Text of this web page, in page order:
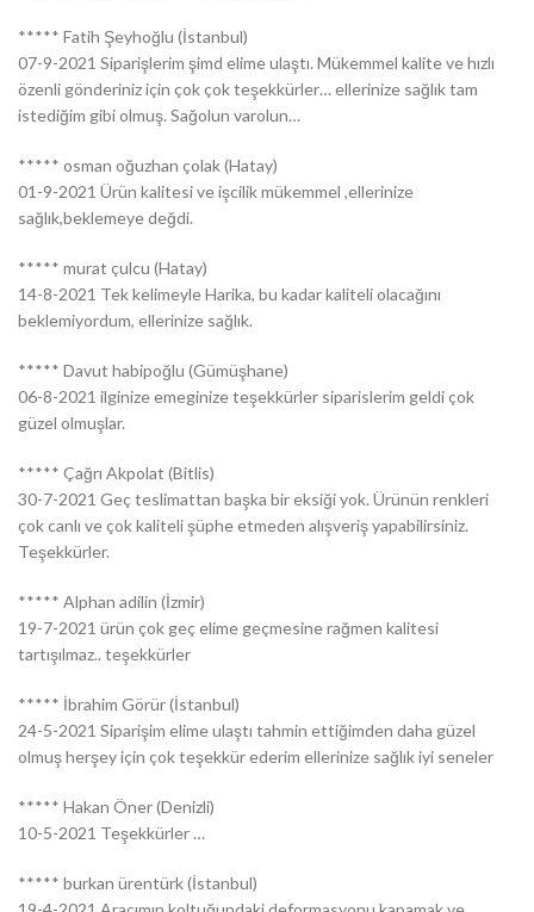
***** Fatih Şeyhoğlu (İstanbul)
07-9-2021 Siparişlerim şimd elime ulaştı. Mükemmel kalite ve hızlı
özenli gönderiniz için çok çok teşekkürler… ellerinize sağlık tam
istediğim gibi olmuş. Sağolun varolun…
***** osman oğuzhan çolak (Hatay)
01-9-2021 Ürün kalitesi ve işcilik mükemmel ,ellerinize
sağlık,beklemeye değdi.
***** murat çulcu (Hatay)
14-8-2021 Tek kelimeyle Harika, bu kadar kaliteli olacağını
beklemiyordum, ellerinize sağlık.
***** Davut habipoğlu (Gümüşhane)
06-8-2021 ilginize emeginize teşekkürler siparislerim geldi çok
güzel olmuşlar.
***** Çağrı Akpolat (Bitlis)
30-7-2021 Geç teslimattan başka bir eksiği yok. Ürünün renkleri
çok canlı ve çok kaliteli şüphe etmeden alışveriş yapabilirsiniz.
Teşekkürler.
***** Alphan adilin (İzmir)
19-7-2021 ürün çok geç elime geçmesine rağmen kalitesi
tartışılmaz.. teşekkürler
***** İbrahim Görür (İstanbul)
24-5-2021 Siparişim elime ulaştı tahmin ettiğimden daha güzel
olmuş herşey için çok teşekkür ederim ellerinize sağlık iyi seneler
***** Hakan Öner (Denizli)
10-5-2021 Teşekkürler …
***** burkan ürentürk (İstanbul)